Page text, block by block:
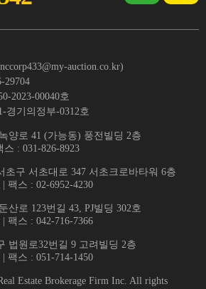
auction.co.kr)
29704
2023-00040호
경기의정부-0312호
양로 41 (가능동) 풍전빌딩 2층
: 031-826-8923
구 서초대로 347 서초크로바타워 6층
팩스 : 02-6952-4230
산로 123번길 43, PJ빌딩 302호
팩스 : 042-716-7366
법원로32번길 9 고려빌딩 2층
팩스 : 051-714-1450
Estate Brokerage Firm Inc. All rights